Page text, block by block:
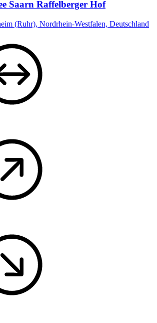
Saarn Raffelberger Hof
(Ruhr), Nordrhein-Westfalen, Deutschland